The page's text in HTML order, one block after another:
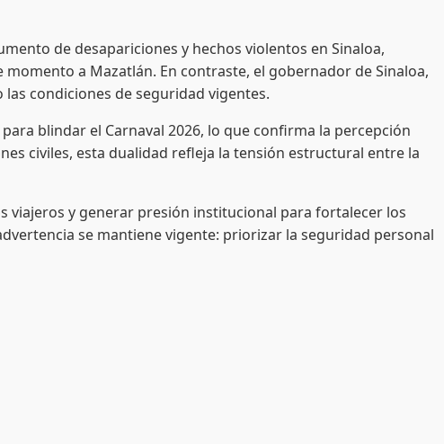
de desapariciones y hechos violentos en Sinaloa,
a Mazatlán. En contraste, el gobernador de Sinaloa,
condiciones de seguridad vigentes.
blindar el Carnaval 2026, lo que confirma la percepción
civiles, esta dualidad refleja la tensión estructural entre la
viajeros y generar presión institucional para fortalecer los
se mantiene vigente: priorizar la seguridad personal